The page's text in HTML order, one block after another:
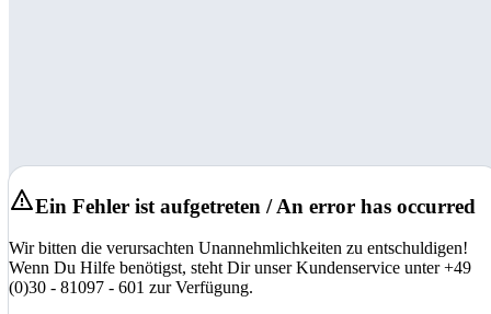
Ein Fehler ist aufgetreten / An error has occurred
Wir bitten die verursachten Unannehmlichkeiten zu entschuldigen!
Wenn Du Hilfe benötigst, steht Dir unser Kundenservice unter +49
(0)30 - 81097 - 601 zur Verfügung.